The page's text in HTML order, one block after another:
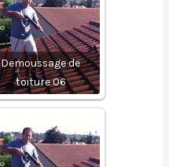
Demoussage de
toiture 06